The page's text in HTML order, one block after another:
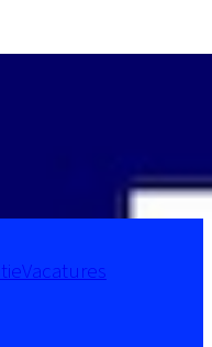
Vacatures